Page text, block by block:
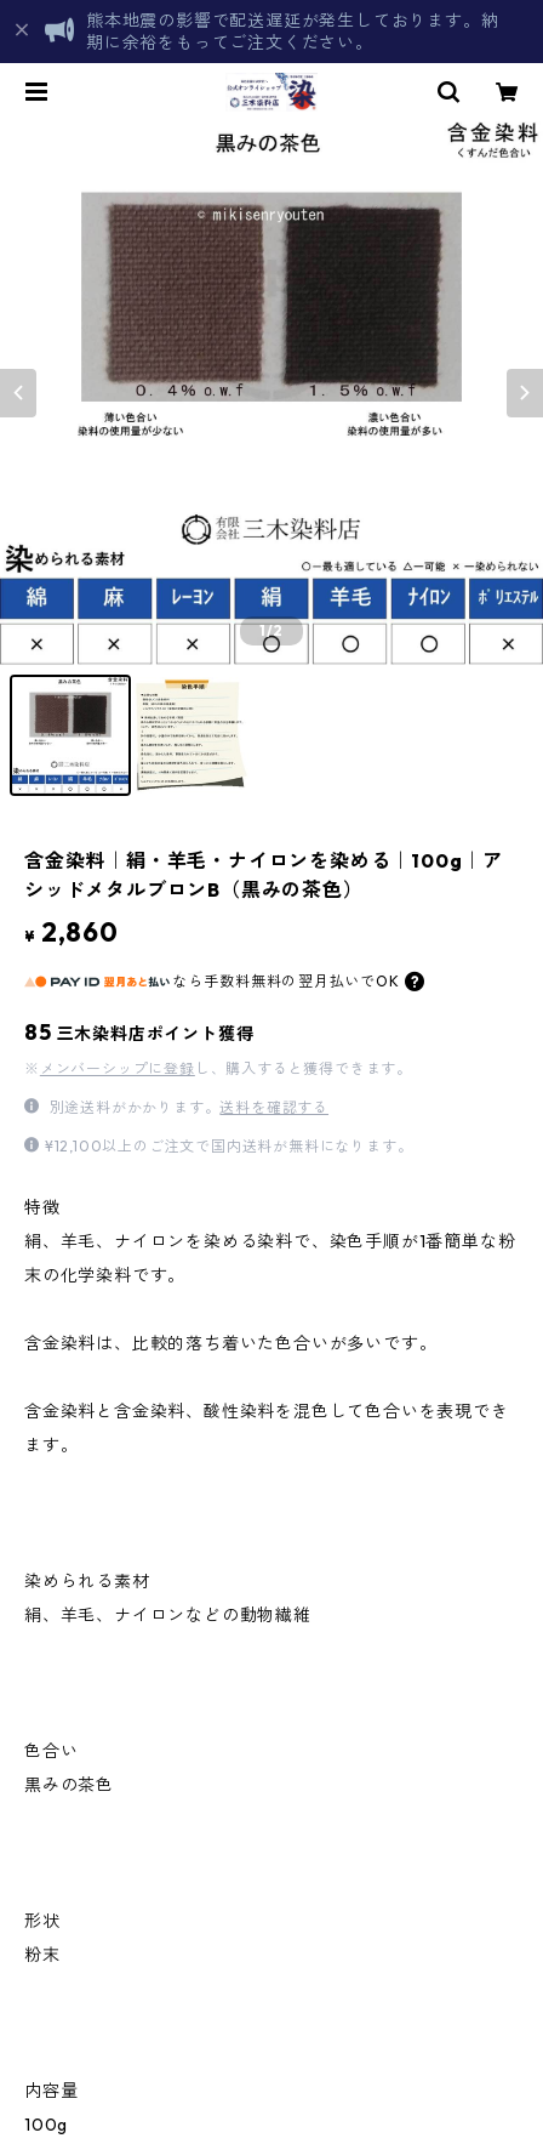
熊本地震の影響で配送遅延が発生しております。納
期に余裕をもってご注文ください。
1/2
含金染料｜絹・羊毛・ナイロンを染める｜100g｜ア
シッドメタルブロンB（黒みの茶色）
¥ 2,860
なら 手数料無料の 翌月払いでOK
85 三木染料店ポイント獲得
※ メンバーシップに登録 し、購入すると獲得できます。
別途送料がかかります。送料を確認する
¥12,100以上のご注文で国内送料が無料になります。
特徴
絹、羊毛、ナイロンを染める染料で、染色手順が1番簡単な粉
末の化学染料です。
含金染料は、比較的落ち着いた色合いが多いです。
含金染料と含金染料、酸性染料を混色して色合いを表現でき
ます。
染められる素材
絹、羊毛、ナイロンなどの動物繊維
色合い
黒みの茶色
形状
粉末
内容量
100g